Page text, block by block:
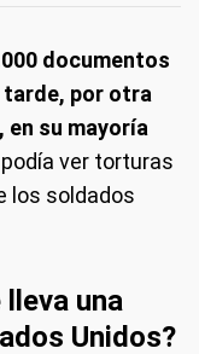
documentos
por otra
en su mayoría
ver torturas
los soldados
una
Unidos?